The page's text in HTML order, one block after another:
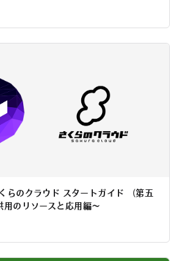
のクラウド スタートガイド （第五
用のリソースと応用編〜